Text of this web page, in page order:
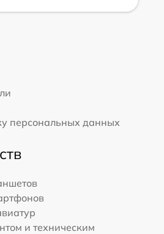
персональных данных
и техническим